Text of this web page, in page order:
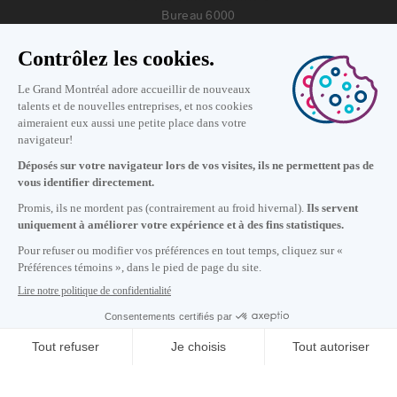
S'abonner à notre infolettre
Carrières
À propos de nous
Bureau 6000
Nous joindre
Lundi au vendredi de 8h30 à 17h.